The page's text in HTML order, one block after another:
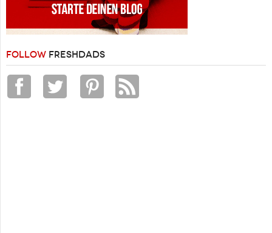
FOLLOW FRESHDADS